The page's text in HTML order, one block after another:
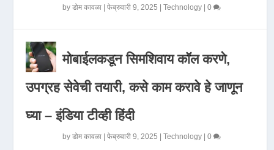
byडोम कावळा |फेब्रुवारी 9, 2025 |Technology |0
मोबाईलकडून सिमशिवाय कॉल करणे,
उपग्रह सेवेची तयारी, कसे काम करावे हे जाणून
घ्या – इंडिया टीव्ही हिंदी
byडोम कावळा |फेब्रुवारी 9, 2025 |Technology |0